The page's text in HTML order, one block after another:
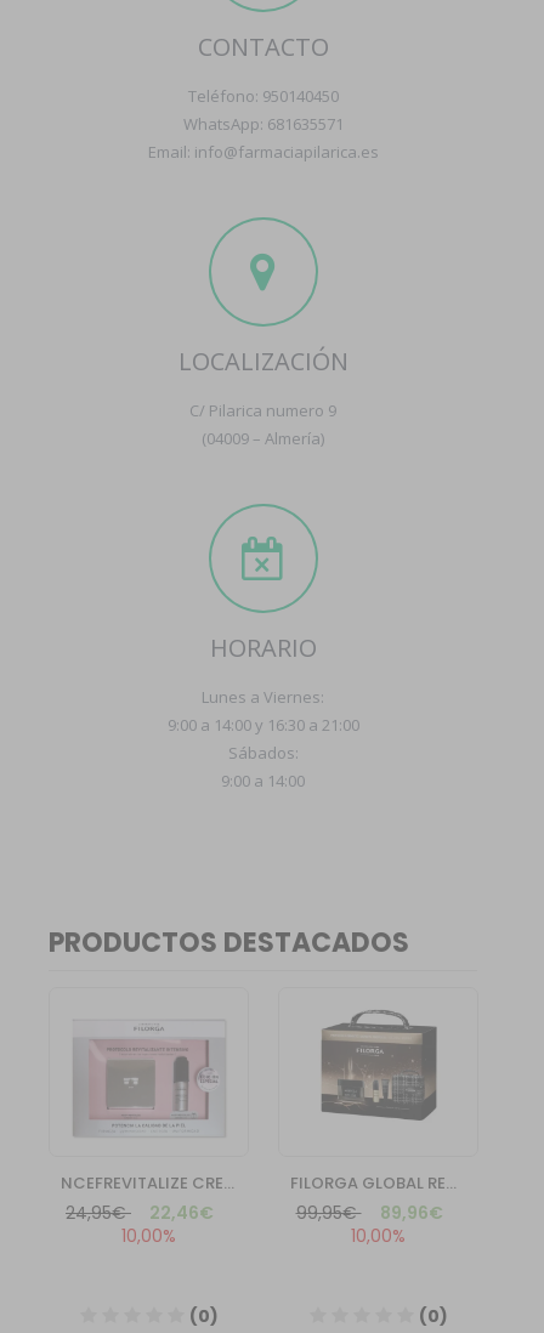
CONTACTO
Teléfono: 950140450
WhatsApp: 681635571
Email: info@farmaciapilarica.es
LOCALIZACIÓN
C/ Pilarica numero 9
(04009 – Almería)
HORARIO
Lunes a Viernes:
9:00 a 14:00 y 16:30 a 21:00
Sábados:
9:00 a 14:00